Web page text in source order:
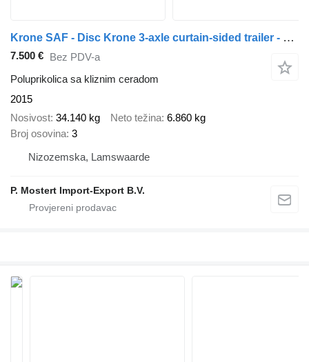
Krone SAF - Disc Krone 3-axle curtain-sided trailer - SAF axles - Disc
7.500 € Bez PDV-a
Poluprikolica sa kliznim ceradom
2015
Nosivost 34.140 kg Neto težina 6.860 kg
Broj osovina 3
Nizozemska, Lamswaarde
P. Mostert Import-Export B.V.